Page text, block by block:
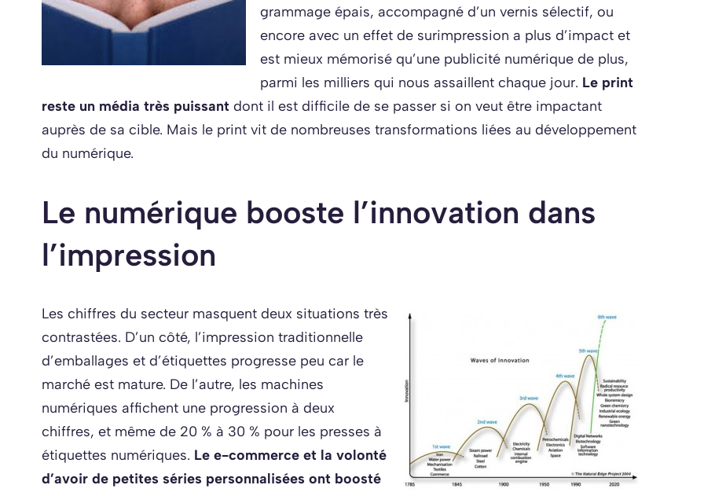
grammage épais, accompagné d’un vernis sélectif, ou
encore avec un effet de surimpression a plus d’impact et
est mieux mémorisé qu’une publicité numérique de plus,
parmi les milliers qui nous assaillent chaque jour. Le print
reste un média très puissant dont il est difficile de se passer si on veut être impactant
auprès de sa cible. Mais le print vit de nombreuses transformations liées au développement
du numérique.
Le numérique booste l’innovation dans
l’impression
Les chiffres du secteur masquent deux situations très
contrastées. D’un côté, l’impression traditionnelle
d’emballages et d’étiquettes progresse peu car le
marché est mature. De l’autre, les machines
numériques affichent une progression à deux
chiffres, et même de 20 % à 30 % pour les presses à
étiquettes numériques. Le e-commerce et la volonté
d’avoir de petites séries personnalisées ont boosté